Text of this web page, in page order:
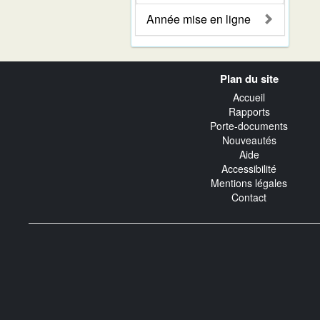
Année mise en ligne
Plan du site
Accueil
Rapports
Porte-documents
Nouveautés
Aide
Accessibilité
Mentions légales
Contact